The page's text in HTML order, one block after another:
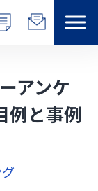
アンケ
例と事例